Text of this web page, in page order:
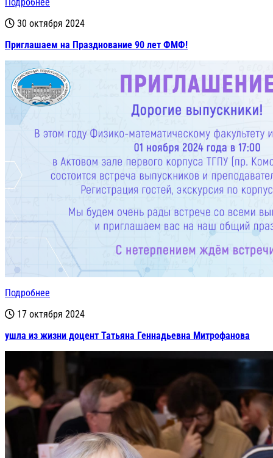
30 октября 2024
Приглашаем на Празднование 90 лет ФМФ!
Подробнее
17 октября 2024
ушла из жизни доцент Татьяна Геннадьевна Митрофанова